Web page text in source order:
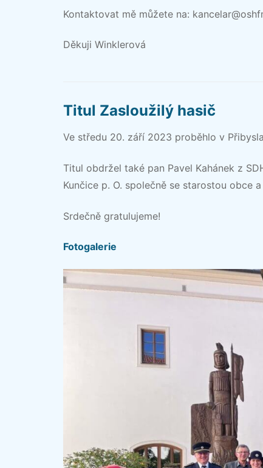
Kontaktovat mě můžete na:
Děkuji Winklerová
Titul Zasloužilý hasič
Ve středu 20. září 2023 proběhlo v
Titul obdržel také pan Pavel Kahánek z
Kunčice p. O. společně se starostou obce
Srdečně gratulujeme!
Fotogalerie